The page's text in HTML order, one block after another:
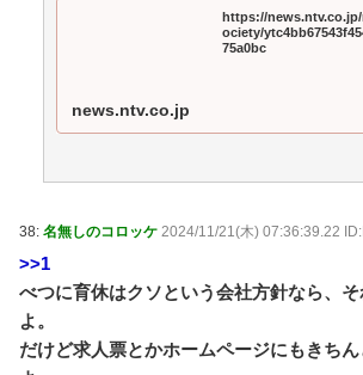
「ドカ食いダイスキ！もちづきさん
NEW! (8/6 03:51)
【食料品消費税減税】政府が基本方針
ら2年間1％に8月5日 / 5chまとめMAP(
【画像】ワイ無職、スーツ着て大手
【台湾】 頼総統、台日の最大の脅威
行動」 団結訴え / 5chまとめMAP(総合)
【原神】星拡散PTはどんなキャラに
とめアンテナ
NEW! (8/6 02:00)
なった。理由はじいちゃん家の裏山を
https://
ociety/
75a0bc
news.ntv.co.jp
38: 名無しのコロッケ 2024/11/21(木) 07:36:39.22
>>1
べつに育休はクソという会社方針なら、
よ。
だけど求人票とかホームページにもきち